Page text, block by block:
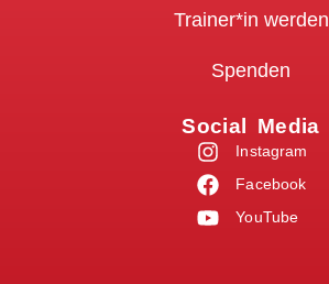
Trainer*in werden
Spenden
Social Media
Instagram
Facebook
YouTube